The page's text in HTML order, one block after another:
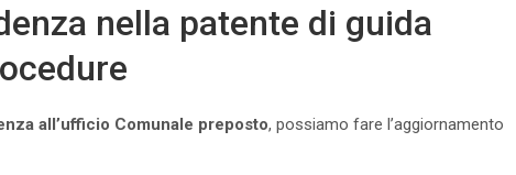
nella patente di guida
all’ufficio Comunale preposto, possiamo fare l’aggiornamento